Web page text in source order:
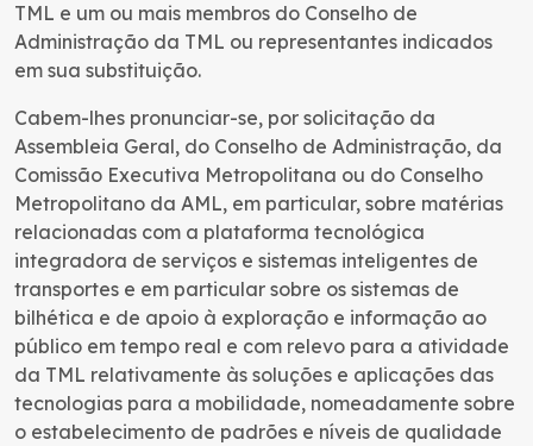
TML e um ou mais membros do Conselho de
Administração da TML ou representantes indicados
em sua substituição.
Cabem-lhes pronunciar-se, por solicitação da
Assembleia Geral, do Conselho de Administração, da
Comissão Executiva Metropolitana ou do Conselho
Metropolitano da AML, em particular, sobre matérias
relacionadas com a plataforma tecnológica
integradora de serviços e sistemas inteligentes de
transportes e em particular sobre os sistemas de
bilhética e de apoio à exploração e informação ao
público em tempo real e com relevo para a atividade
da TML relativamente às soluções e aplicações das
tecnologias para a mobilidade, nomeadamente sobre
o estabelecimento de padrões e níveis de qualidade